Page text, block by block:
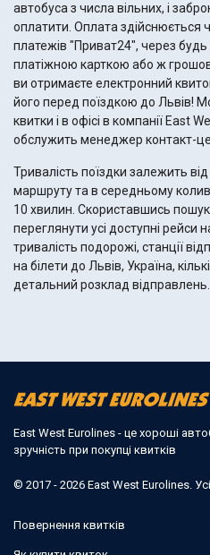
автобуса з числа вільних, і
оплатити. Оплата здійснюється
платежів "Приват24", через
платіжною карткою або ж грошовим
ви отримаєте електронний
його перед поїздкою до Львів!
квитки і в офісі в компанії East
обслужить менеджер контакт-
Тривалість поїздки залежить
маршруту та в середньому
10 хвилин. Скориставшись пошуком за напрямком ви можете
переглянути усі доступні рейси
тривалість подорожі, станції
на білети до Львів, Україна,
детальний розклад відправлень.
East West Eurolines - це хороші
зручність при покупці квитків
© 2017 - 2026 East West Eurolines.
Повернення квитків